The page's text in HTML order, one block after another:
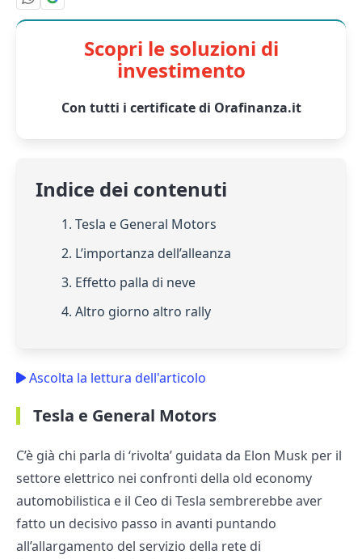
Scopri le soluzioni di
investimento
Con tutti i certificate di Orafinanza.it
Indice dei contenuti
1. Tesla e General Motors
2. L’importanza dell’alleanza
3. Effetto palla di neve
4. Altro giorno altro rally
Ascolta la lettura dell'articolo
Tesla e General Motors
C’è già chi parla di ‘rivolta’ guidata da Elon Musk per il
settore elettrico nei confronti della old economy
automobilistica e il Ceo di Tesla sembrerebbe aver
fatto un decisivo passo in avanti puntando
all’allargamento del servizio della rete di